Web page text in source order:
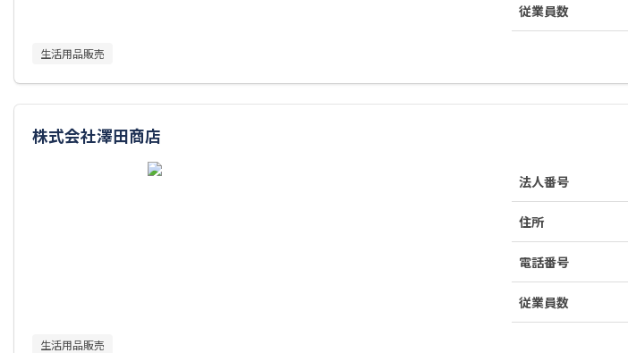
従業員数
生活用品販売
株式会社澤田商店
法人番号
住所
電話番号
従業員数
生活用品販売